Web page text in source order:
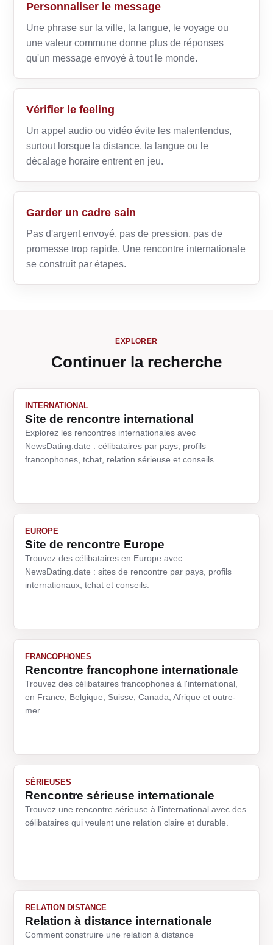
Personnaliser le message
Une phrase sur la ville, la langue, le voyage ou
une valeur commune donne plus de réponses
qu'un message envoyé à tout le monde.
Vérifier le feeling
Un appel audio ou vidéo évite les malentendus,
surtout lorsque la distance, la langue ou le
décalage horaire entrent en jeu.
Garder un cadre sain
Pas d'argent envoyé, pas de pression, pas de
promesse trop rapide. Une rencontre internationale
se construit par étapes.
EXPLORER
Continuer la recherche
INTERNATIONAL
Site de rencontre international
Explorez les rencontres internationales avec
NewsDating.date : célibataires par pays, profils
francophones, tchat, relation sérieuse et conseils.
EUROPE
Site de rencontre Europe
Trouvez des célibataires en Europe avec
NewsDating.date : sites de rencontre par pays, profils
internationaux, tchat et conseils.
FRANCOPHONES
Rencontre francophone internationale
Trouvez des célibataires francophones à l'international,
en France, Belgique, Suisse, Canada, Afrique et outre-
mer.
SÉRIEUSES
Rencontre sérieuse internationale
Trouvez une rencontre sérieuse à l'international avec des
célibataires qui veulent une relation claire et durable.
RELATION DISTANCE
Relation à distance internationale
Comment construire une relation à distance